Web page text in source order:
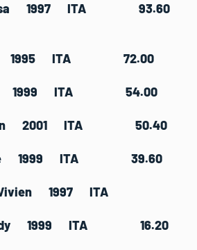
Elisa 1997 ITA 93.60
1995 ITA 72.00
Elisa 1999 ITA 54.00
2001 ITA 50.40
Aline 1999 ITA 39.60
Vivien 1997 ITA
Sindy 1999 ITA 16.20